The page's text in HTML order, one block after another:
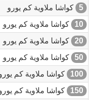
5
كواشا ملاوية كم يورو
10
كواشا ملاوية كم يورو
20
كواشا ملاوية كم يورو
50
كواشا ملاوية كم يورو
100
كواشا ملاوية كم
150
كواشا ملاوية كم